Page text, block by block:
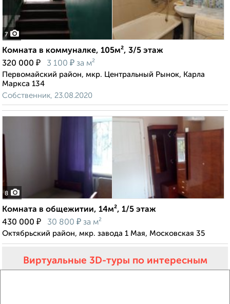
7
Комната в коммуналке, 105м², 3/5 этаж
320 000 ₽ 3 100 ₽ за м²
Первомайский район, мкр. Центральный Рынок, Карла
Маркса 134
Собственник, 23.08.2020
8
Комната в общежитии, 14м², 1/5 этаж
430 000 ₽ 30 800 ₽ за м²
Октябрьский район, мкр. завода 1 Мая, Московская 35
Виртуальные 3D-туры по интересным